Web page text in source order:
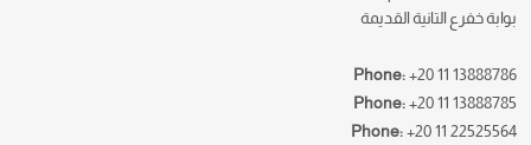
بوابة خفرع التانية القديمة
Phone:+20 11 13888786
Phone:+20 11 13888785
Phone:+20 11 22525564